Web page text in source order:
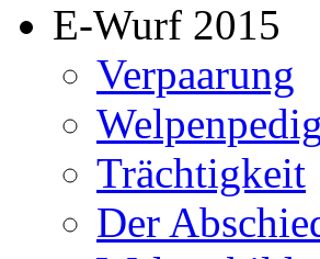
E-Wurf 2015
Verpaarung
Trächtigkeit
Der